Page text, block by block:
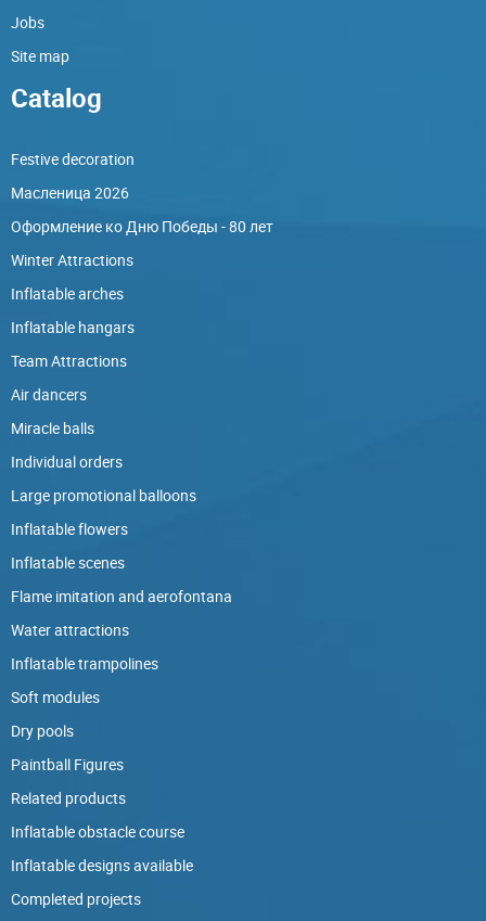
Jobs
Site map
Catalog
Festive decoration
Масленица 2026
Оформление ко Дню Победы - 80 лет
Winter Attractions
Inflatable arches
Inflatable hangars
Team Attractions
Air dancers
Miracle balls
Individual orders
Large promotional balloons
Inflatable flowers
Inflatable scenes
Flame imitation and aerofontana
Water attractions
Inflatable trampolines
Soft modules
Dry pools
Paintball Figures
Related products
Inflatable obstacle course
Inflatable designs available
Completed projects